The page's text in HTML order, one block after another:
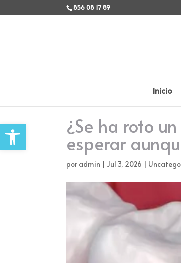
856 08 17 89
Inicio
¿Se ha roto
esperar
por admin | Jul 3, 2026 |
Abrir barra de herramientas